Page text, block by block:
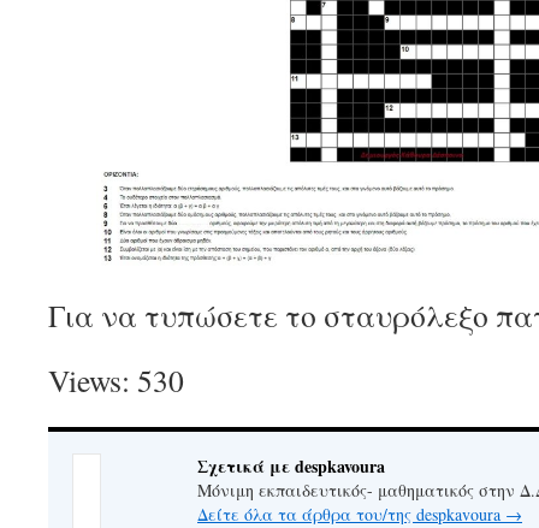
Για να τυπώσετε το σταυρόλεξο
Views: 530
Σχετικά με despkavoura
Μόνιμη εκπαιδευτικός- μαθηματικός στην
Δείτε όλα τα άρθρα του/της despkavoura →